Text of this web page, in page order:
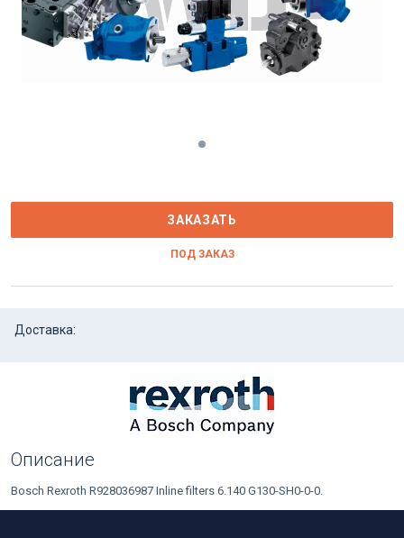
ЗАКАЗАТЬ
ПОД ЗАКАЗ
Доставка:
Описание
Bosch Rexroth R928036987 Inline filters 6.140 G130-SH0-0-0.